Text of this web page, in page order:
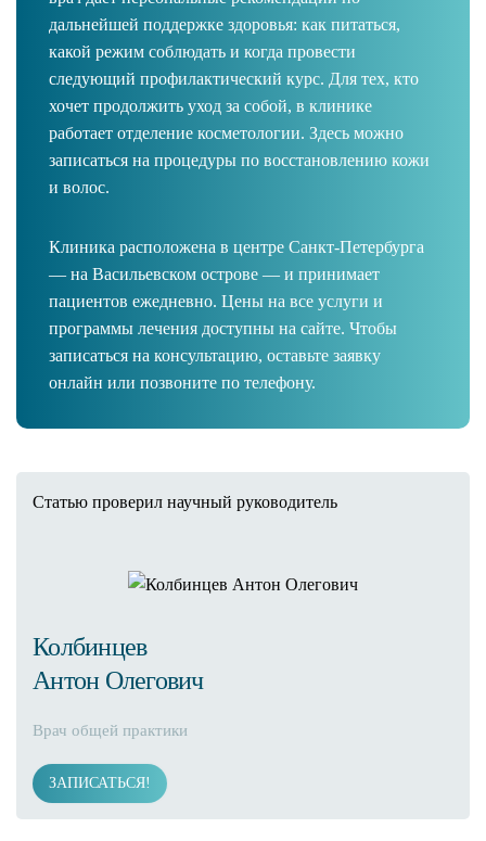
дальнейшей поддержке здоровья: как питаться,
какой режим соблюдать и когда провести
следующий профилактический курс. Для тех, кто
хочет продолжить уход за собой, в клинике
работает отделение косметологии. Здесь можно
записаться на процедуры по восстановлению кожи
и волос.
Клиника расположена в центре Санкт-Петербурга
— на Васильевском острове — и принимает
пациентов ежедневно. Цены на все услуги и
программы лечения доступны на сайте. Чтобы
записаться на консультацию, оставьте заявку
онлайн или позвоните по телефону.
Статью проверил научный руководитель
Колбинцев
Антон Олегович
Врач общей практики
ЗАПИСАТЬСЯ!